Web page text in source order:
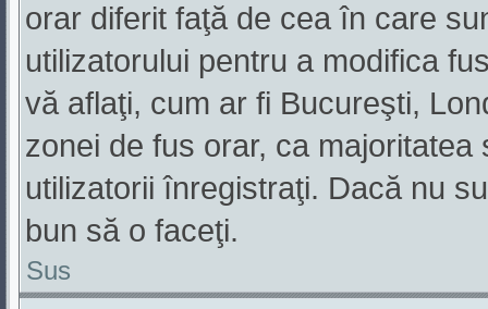
orar diferit faţă de cea în care
utilizatorului pentru a modifica
vă aflaţi, cum ar fi Bucureşti,
zonei de fus orar, ca
utilizatorii înregistraţi. Dacă nu
bun să o faceţi.
Sus